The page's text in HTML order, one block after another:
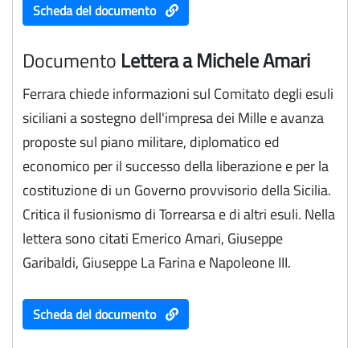
Scheda del documento
Documento Lettera a Michele Amari
Ferrara chiede informazioni sul Comitato degli esuli
siciliani a sostegno dell'impresa dei Mille e avanza
proposte sul piano militare, diplomatico ed
economico per il successo della liberazione e per la
costituzione di un Governo provvisorio della Sicilia.
Critica il fusionismo di Torrearsa e di altri esuli. Nella
lettera sono citati Emerico Amari, Giuseppe
Garibaldi, Giuseppe La Farina e Napoleone III.
Scheda del documento